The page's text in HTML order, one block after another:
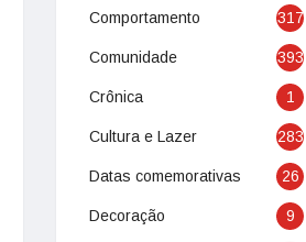
Comportamento 317
Comunidade 393
Crônica 1
Cultura e Lazer 283
Datas comemorativas 26
Decoração 9